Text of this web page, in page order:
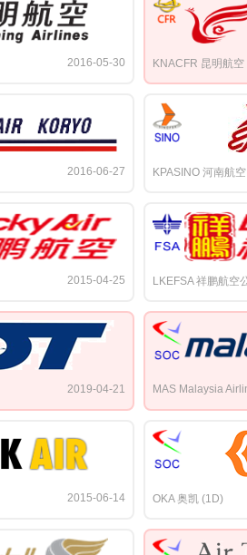
2016-05-30 KNACFR 昆明航
2016-06-27 KPASINO 河南航
2015-04-25 LKEFSA 祥鹏航空
2019-04-21 MAS Malaysia
2015-06-14 OKA 奥凯 (1D)